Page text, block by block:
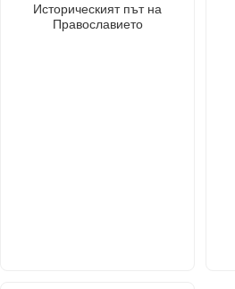
Историческият път на
Православието